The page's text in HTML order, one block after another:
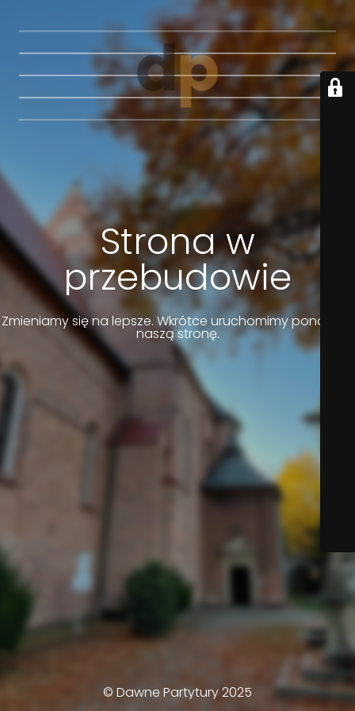
Strona w
przebudowie
Zmieniamy się na lepsze. Wkrótce uruchomimy ponownie
naszą stronę.
© Dawne Partytury 2025